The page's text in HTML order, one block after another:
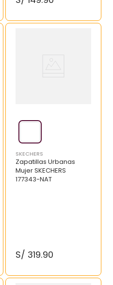
SKECHERS
Zapatillas Urbanas
Mujer SKECHERS
177343-NAT
S/ 319.90